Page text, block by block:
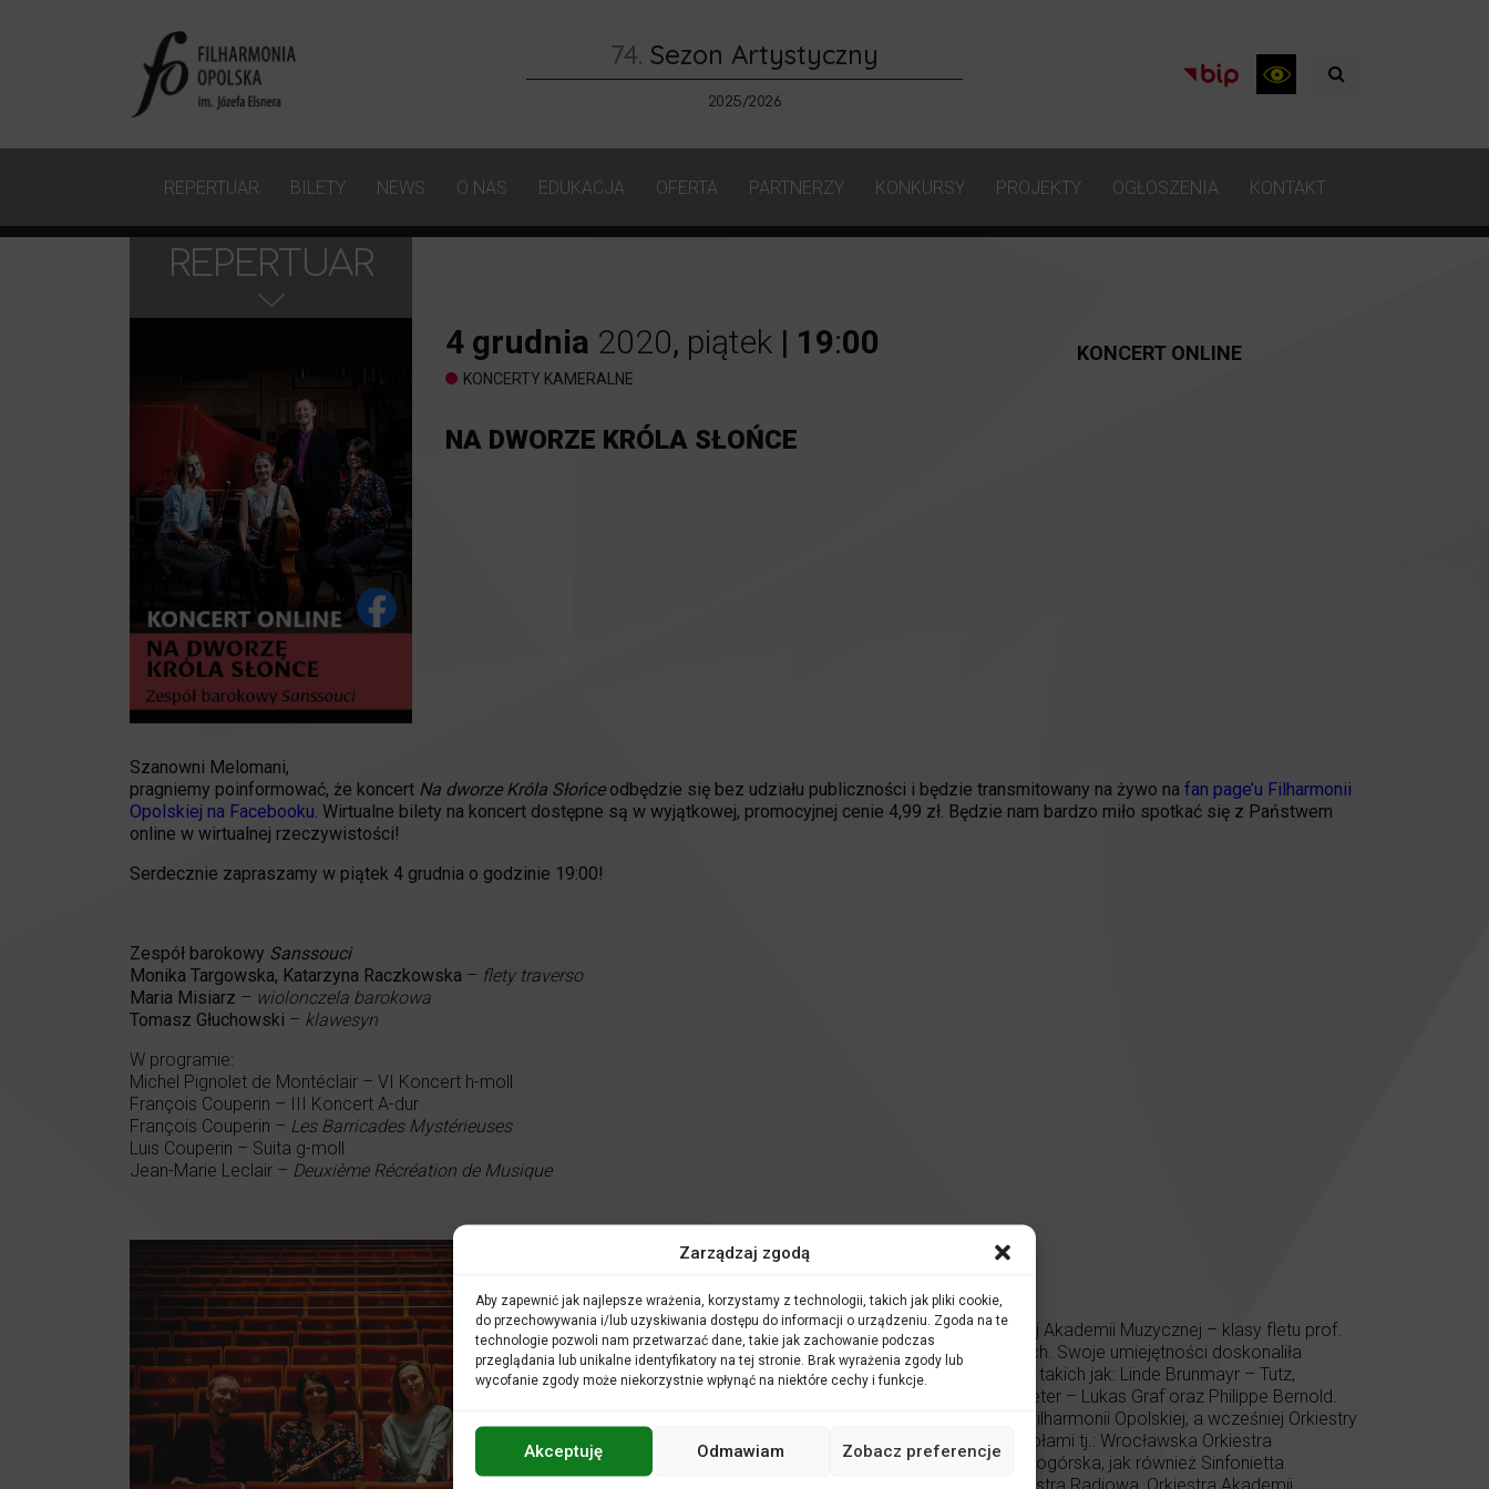
Zarządzaj zgodą
Aby zapewnić jak najlepsze wrażenia, korzystamy z technologii, takich jak pliki cookie,
do przechowywania i/lub uzyskiwania dostępu do informacji o urządzeniu. Zgoda na te
technologie pozwoli nam przetwarzać dane, takie jak zachowanie podczas
przeglądania lub unikalne identyfikatory na tej stronie. Brak wyrażenia zgody lub
wycofanie zgody może niekorzystnie wpłynąć na niektóre cechy i funkcje.
Akceptuję Odmawiam Zobacz preferencje
74. Sezon Artystyczny
2025/2026
REPERTUAR BILETY NEWS O NAS EDUKACJA OFERTA PARTNERZY KONKURSY PROJEKTY OGŁOSZENIA KONTAKT
REPERTUAR
4 grudnia 2020, piątek | 19:00
KONCERTY KAMERALNE
NA DWORZE KRÓLA SŁOŃCE
KONCERT ONLINE
Szanowni Melomani,
pragniemy poinformować, że koncert Na dworze Króla Słońce odbędzie się bez udziału publiczności i będzie transmitowany na żywo na fan page’u Filharmonii
Opolskiej na Facebooku. Wirtualne bilety na koncert dostępne są w wyjątkowej, promocyjnej cenie 4,99 zł. Będzie nam bardzo miło spotkać się z Państwem
online w wirtualnej rzeczywistości!
Serdecznie zapraszamy w piątek 4 grudnia o godzinie 19:00!
Zespół barokowy Sanssouci
Monika Targowska, Katarzyna Raczkowska – flety traverso
Maria Misiarz – wiolonczela barokowa
Tomasz Głuchowski – klawesyn
W programie:
Michel Pignolet de Montéclair – VI Koncert h-moll
François Couperin – III Koncert A-dur
François Couperin – Les Barricades Mystérieuses
Luis Couperin – Suita g-moll
Jean-Marie Leclair – Deuxième Récréation de Musique
Zespół barokowy Sanssouci
Katarzyna Raczkowskajest absolwentką wrocławskiej Akademii Muzycznej – klasy fletu prof.
Jerzego Mrozika oraz fletu traverso dr Magdaleny Pilch. Swoje umiejętności doskonaliła
podczas kursów mistrzowskich u wybitnych flecistów takich jak: Linde Brunmayr – Tutz,
Barthold Kuijken, Jana Semerádová, Peter Holtslag, Peter – Lukas Graf oraz Philippe Bernold.
Od 2007 roku jest członkiem Orkiestry Symfonicznej Filharmonii Opolskiej, a wcześniej Orkiestry
Filharmonii Kaliskiej. Współpracowała również z zespołami tj.: Wrocławska Orkiestra
Barokowa, Christophorus, Harmonologia, Kapela Jasnogórska, jak również Sinfonietta